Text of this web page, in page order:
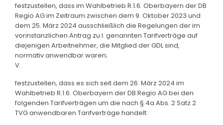
festzustellen, dass im Wahlbetrieb R.1.6. Oberbayern der DB
Regio AG im Zeitraum zwischen dem 9. Oktober 2023 und
dem 25. März 2024 ausschließlich die Regelungen der im
vorinstanzlichen Antrag zu I. genannten Tarifverträge auf
diejenigen Arbeitnehmer, die Mitglied der GDL sind,
normativ anwendbar waren;
V.
festzustellen, dass es sich seit dem 26. März 2024 im
Wahlbetrieb R.1.6. Oberbayern der DB Regio AG bei den
folgenden Tarifverträgen um die nach § 4a Abs. 2 Satz 2
TVG anwendbaren Tarifverträge handelt: